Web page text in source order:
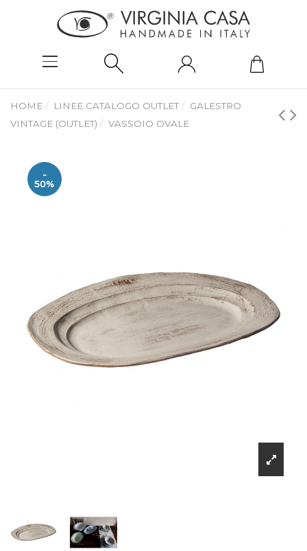
HOME LINEE CATALOGO OUTLET
GALESTRO
VINTAGE (OUTLET)
VASSOIO OVALE
-
50%